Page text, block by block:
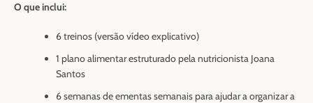
O que inclui:
6 treinos (versão vídeo explicativo)
1 plano alimentar estruturado pela nutricionista Joana
Santos
6 semanas de ementas semanais para ajudar a organizar a